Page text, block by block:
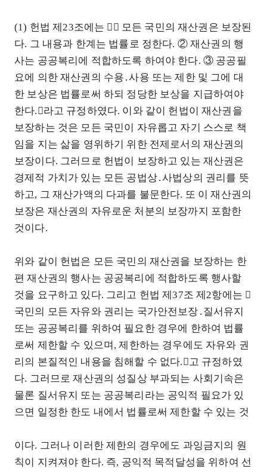
(1) 헌법 제23조에는 󰡒① 모든 국민의 재산권은 보장된
다. 그 내용과 한계는 법률로 정한다. ② 재산권의 행
사는 공공복리에 적합하도록 하여야 한다. ③ 공공필
요에 의한 재산권의 수용․사용 또는 제한 및 그에 대
한 보상은 법률로써 하되 정당한 보상을 지급하여야
한다.󰡓라고 규정하였다. 이와 같이 헌법이 재산권을
보장하는 것은 모든 국민이 자유롭고 자기 스스로 책
임을 지는 삶을 영위하기 위한 전제로서의 재산권의
보장이다. 그러므로 헌법이 보장하고 있는 재산권은
경제적 가치가 있는 모든 공법상․사법상의 권리를 뜻
하고, 그 재산가액의 다과를 불문한다. 또 이 재산권의
보장은 재산권의 자유로운 처분의 보장까지 포함한
것이다.
위와 같이 헌법은 모든 국민의 재산권을 보장하는 한
편 재산권의 행사는 공공복리에 적합하도록 행사할
것을 요구하고 있다. 그리고 헌법 제37조 제2항에는 󰡒
국민의 모든 자유와 권리는 국가안전보장․질서유지
또는 공공복리를 위하여 필요한 경우에 한하여 법률
로써 제한할 수 있으며, 제한하는 경우에도 자유와 권
리의 본질적인 내용을 침해할 수 없다.󰡓고 규정하였
다. 그러므로 재산권의 성질상 부과되는 사회기속은
물론 질서유지 또는 공공복리라는 공익적 필요가 있
으면 일정한 한도 내에서 법률로써 제한할 수 있는 것
이다. 그러나 이러한 제한의 경우에도 과잉금지의 원
칙이 지켜져야 한다. 즉, 공익적 목적달성을 위하여 선